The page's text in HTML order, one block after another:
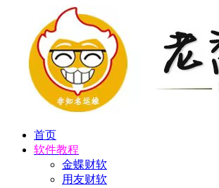
首页
软件教程
金蝶财软
用友财软